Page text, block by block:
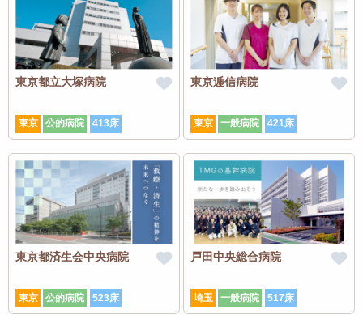
東京都立大塚病院
東京 公的病院 413床
東京逓信病院
東京 一般病院 421床
東京都済生会中央病院
東京 公的病院 523床
戸田中央総合病院
埼玉 一般病院 517床